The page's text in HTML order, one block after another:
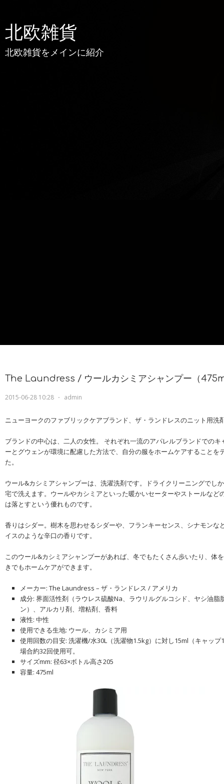
北欧雑貨
北欧雑貨をメインに紹介
The Laundress / ウールカシミアシャンプー（
2015-06-28 10:28 ⋅ admin
ニューヨークのファブリックケアブランド、ザ・ランドレスのニット用洗
ブランドの中心は、二人の女性。 それぞれ一流のアパレルブランドでの
ーとグウェンが環境に配慮した方法で、自分の服をホームケアすることを
た。
ウール&カシミアシャンプーは、洗濯洗剤です。ドライクリーニングでし
宅で洗えます。ウールやカシミアといった暖かいセーターやストールなど
は落とすという優れものです。
香りはシダー。樹木を思わせるシダーや、フランキーセンス、シナモンな
イスのような辛口の香りです。
このウール&カシミアシャンプーがあれば、冬でもたくさん歩いたり、体
きでもホームケアができます。
メーカー: The Laundress – ザ・ランドレス / アメリカ
成分: 界面活性剤（ラウレス硫酸Na、ラウリルグルコシド、ヤシ油脂
ン）、アルカリ剤、増粘剤、香料
液性: 中性
使用できる生地: ウール、カシミア用
使用回数の目安: 洗濯機/水30L（洗濯物1.5kg）に対し15ml（キャップ
場合約32回使用可。
サイズmm: 径63×ボトル高さ205
容量: 475ml